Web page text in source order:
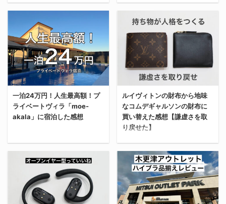
ブログからの総収益が
間でかかったブログ費用
はサーバー代年1万円×4
年とAFFINGERのテーマ
代4万円の計8万円ほど。
俺の人件費は0円とし
て、差し引き92万円の利
益が出たことになる。 と
くに感慨深くはないけ
バOG」を購入した理由
俺がアディダスのサンバ
を購入した理由は、俺が
好きな韓国系のオシャレ
インフルエンサーがよく
履いていたから。 所詮人
の購入動機なんてそんな
もん（笑） 「ベーシック
なデザインで主張しない
からコーディネートに合
わせやすい」とか、それ
今回は、お金はないけど
オシャレはしたい若者が
必ず一度は通る道「セン
スオブプレイス」。 そん
なセンスオブプレイス
で、ハイブランドみたい
な洒落たデザインのシャ
ツを購入したからレビュ
ーする。 韓国系とかハイ
ブランドっぽい綺麗系が
にしてほしい。 センスオ
ブプレイスとは？ この記
事を見ている人に改めて
説明する必要があるのか
は不明だが、一応「セン
月刊リファマガは下記リ
ンクから読めます。 「お
いおい、もう11月か
よ！！」 意味わかんない
スピードで2024年が終
わろうとしてる。 あと2
ヶ月、2024年という転
換期を俺は生き抜く。 リ
ファインマガジンの10月
のアクセス/PV/収益 なん
だかんだ、毎月5記事く
らいは書いているみた
い。 ただ、SEOで収益を
狙うためのブログとして
考えると、リファインマ
一泊24万円！人生最高額！プ
ライベートヴィラ「moe-
akala」に宿泊した感想
今回は、一泊24万円。
人生最高額のホテル（プ
ライベートヴィラ）に泊
まってきたから、宿泊し
た感想含めてレビューし
ルイヴィトンの財布から地味
なコムデギャルソンの財布に
買い替えた感想【謙虚さを取
り戻せた】
今回は、ルイヴィトンの
財布からコムデギャルソ
ンの財布に買い替えた感
想を書いていく。 何より